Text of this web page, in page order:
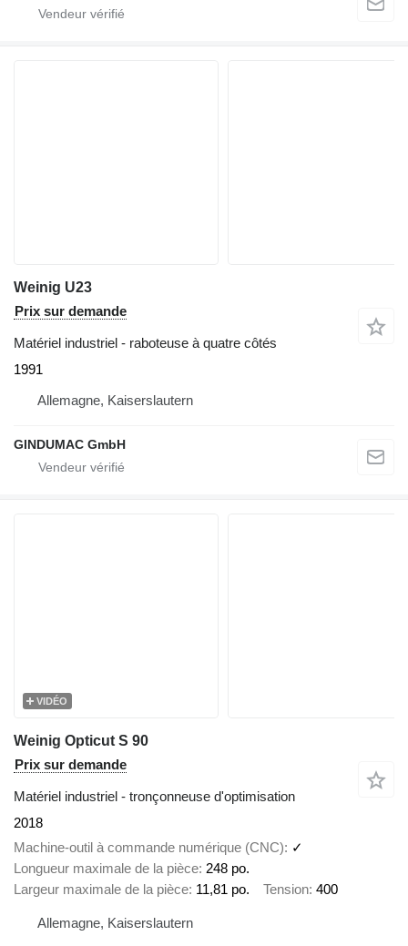
Weinig U23
Prix sur demande
Matériel industriel - raboteuse à quatre côtés
1991
Allemagne, Kaiserslautern
GINDUMAC GmbH
VIDÉO
Weinig Opticut S 90
Prix sur demande
Matériel industriel - tronçonneuse d'optimisation
2018
Machine-outil à commande numérique (CNC)
✓
Longueur maximale de la pièce 248 po.
Largeur maximale de la pièce 11,81 po. Tension 400
Allemagne, Kaiserslautern